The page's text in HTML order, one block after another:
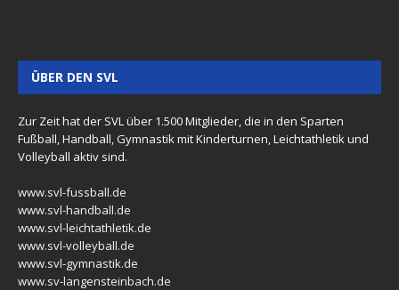
ÜBER DEN SVL
Zur Zeit hat der SVL über 1.500 Mitglieder, die in den Sparten
Fußball, Handball, Gymnastik mit Kinderturnen, Leichtathletik und
Volleyball aktiv sind.
www.svl-fussball.de
www.svl-handball.de
www.svl-leichtathletik.de
www.svl-volleyball.de
www.svl-gymnastik.de
www.sv-langensteinbach.de